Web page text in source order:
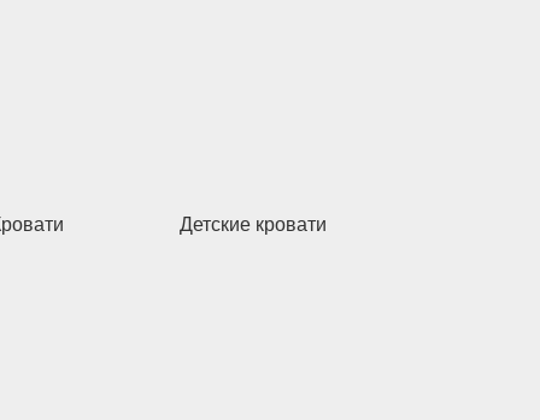
Детские кровати